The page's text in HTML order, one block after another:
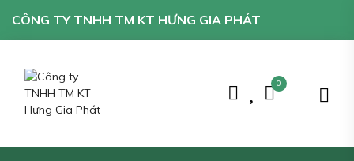
CÔNG TY TNHH TM KT HƯNG GIA PHÁT
0